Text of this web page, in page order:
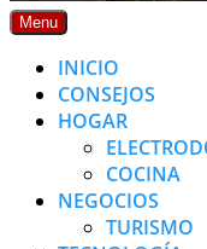
Menu
INICIO
CONSEJOS
HOGAR
COCINA
NEGOCIOS
TURISMO